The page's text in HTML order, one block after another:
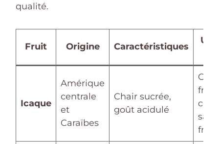
qualité.
Fruit Origine Caractéristiques
Icaque
Amérique
centrale
et
Caraïbes
Chair sucrée,
goût acidulé
frais,